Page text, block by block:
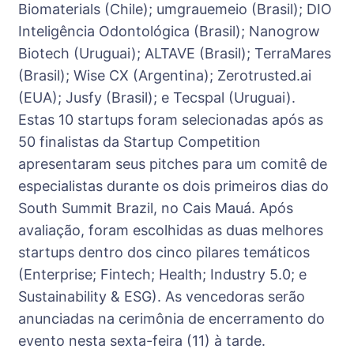
Biomaterials (Chile); umgrauemeio (Brasil); DIO
Inteligência Odontológica (Brasil); ⁠Nanogrow
Biotech (Uruguai); ALTAVE (Brasil); ⁠TerraMares
(Brasil); Wise CX (Argentina); ⁠Zerotrusted.ai
(EUA); Jusfy (Brasil); e ⁠Tecspal (Uruguai).
Estas 10 startups foram selecionadas após as
50 finalistas da Startup Competition
apresentaram seus pitches para um comitê de
especialistas durante os dois primeiros dias do
South Summit Brazil, no Cais Mauá. Após
avaliação, foram escolhidas as duas melhores
startups dentro dos cinco pilares temáticos
(Enterprise; Fintech; Health; Industry 5.0; e
Sustainability & ESG). As vencedoras serão
anunciadas na cerimônia de encerramento do
evento nesta sexta-feira (11) à tarde.